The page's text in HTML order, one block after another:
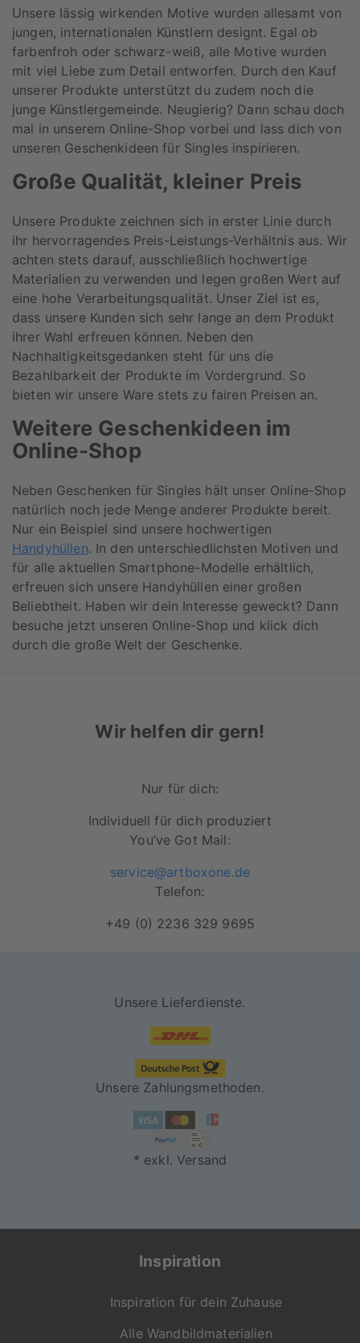
Unsere lässig wirkenden Motive wurden allesamt von
jungen, internationalen Künstlern designt. Egal ob
farbenfroh oder schwarz-weiß, alle Motive wurden
mit viel Liebe zum Detail entworfen. Durch den Kauf
unserer Produkte unterstützt du zudem noch die
junge Künstlergemeinde. Neugierig? Dann schau doch
mal in unserem Online-Shop vorbei und lass dich von
unseren Geschenkideen für Singles inspirieren.
Große Qualität, kleiner Preis
Unsere Produkte zeichnen sich in erster Linie durch
ihr hervorragendes Preis-Leistungs-Verhältnis aus. Wir
achten stets darauf, ausschließlich hochwertige
Materialien zu verwenden und legen großen Wert auf
eine hohe Verarbeitungsqualität. Unser Ziel ist es,
dass unsere Kunden sich sehr lange an dem Produkt
ihrer Wahl erfreuen können. Neben den
Nachhaltigkeitsgedanken steht für uns die
Bezahlbarkeit der Produkte im Vordergrund. So
bieten wir unsere Ware stets zu fairen Preisen an.
Weitere Geschenkideen im
Online-Shop
Neben Geschenken für Singles hält unser Online-Shop
natürlich noch jede Menge anderer Produkte bereit.
Nur ein Beispiel sind unsere hochwertigen
Handyhüllen. In den unterschiedlichsten Motiven und
für alle aktuellen Smartphone-Modelle erhältlich,
erfreuen sich unsere Handyhüllen einer großen
Beliebtheit. Haben wir dein Interesse geweckt? Dann
besuche jetzt unseren Online-Shop und klick dich
durch die große Welt der Geschenke.
Wir helfen dir gern!
Nur für dich:
Individuell für dich produziert
You’ve Got Mail:
service@artboxone.de
Telefon:
+49 (0) 2236 329 9695
Unsere Lieferdienste.
Unsere Zahlungsmethoden.
* exkl. Versand
Inspiration
Inspiration für dein Zuhause
Alle Wandbildmaterialien